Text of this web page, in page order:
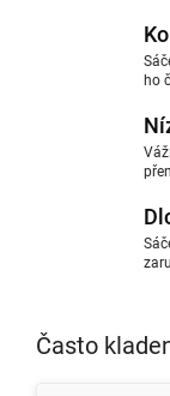
ho
Často